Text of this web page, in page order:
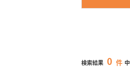
検索結果 0 件 中